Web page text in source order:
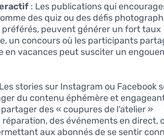
: Les publications qui
des quiz ou des défis
peuvent générer un fort taux
un concours où les participants
en vacances peut susciter un
stories sur Instagram ou Facebook
du contenu éphémère et
des « coupures de l’atelier »
des événements en direct,
aux abonnés de se sentir